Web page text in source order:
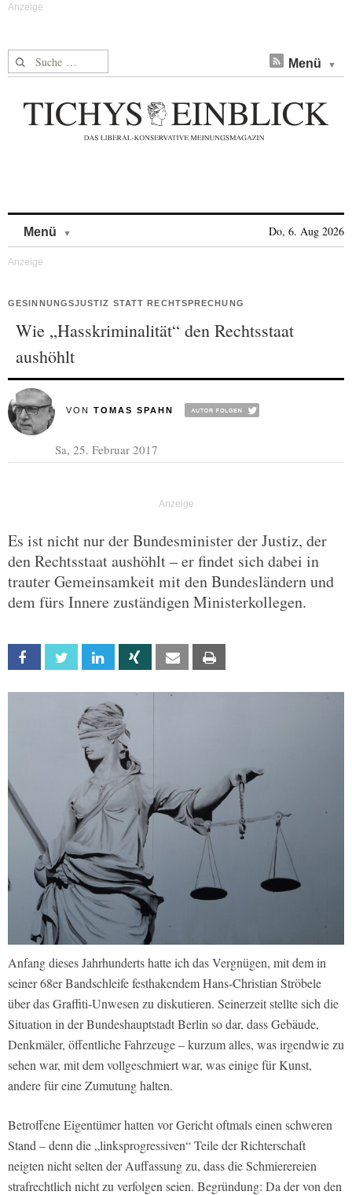
Suche nach: Menü
Menü Do, 6. Aug 2026
GESINNUNGSJUSTIZ STATT RECHTSPRECHUNG
Wie „Hasskriminalität“ den Rechtsstaat
aushöhlt
VON TOMAS SPAHN
Sa, 25. Februar 2017
Es ist nicht nur der Bundesminister der Justiz, der
den Rechtsstaat aushöhlt – er findet sich dabei in
trauter Gemeinsamkeit mit den Bundesländern und
dem fürs Innere zuständigen Ministerkollegen.
Facebook Twitter Linkedin Xing Email
Anfang dieses Jahrhunderts hatte ich das Vergnügen, mit dem in
seiner 68er Bandschleife festhakendem Hans-Christian Ströbele
über das Graffiti-Unwesen zu diskutieren. Seinerzeit stellte sich die
Situation in der Bundeshauptstadt Berlin so dar, dass Gebäude,
Denkmäler, öffentliche Fahrzeuge – kurzum alles, was irgendwie zu
sehen war, mit dem vollgeschmiert war, was einige für Kunst,
andere für eine Zumutung halten.
Betroffene Eigentümer hatten vor Gericht oftmals einen schweren
Stand – denn die „linksprogressiven“ Teile der Richterschaft
neigten nicht selten der Auffassung zu, dass die Schmierereien
strafrechtlich nicht zu verfolgen seien. Begründung: Da der von den